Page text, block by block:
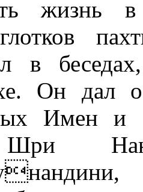
глотков
в
Он дал
Имен и